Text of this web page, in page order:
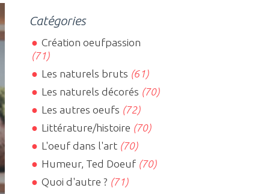
Catégories
Création oeufpassion
(71)
Les naturels bruts (61)
Les naturels décorés (70)
Les autres oeufs (72)
Littérature/histoire (70)
L'oeuf dans l'art(70)
Humeur, Ted Doeuf(70)
Quoi d'autre ? (71)